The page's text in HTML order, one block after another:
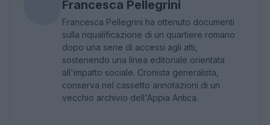
Francesca Pellegrini
Francesca Pellegrini ha ottenuto documenti
sulla riqualificazione di un quartiere romano
dopo una serie di accessi agli atti,
sostenendo una linea editoriale orientata
all'impatto sociale. Cronista generalista,
conserva nel cassetto annotazioni di un
vecchio archivio dell'Appia Antica.